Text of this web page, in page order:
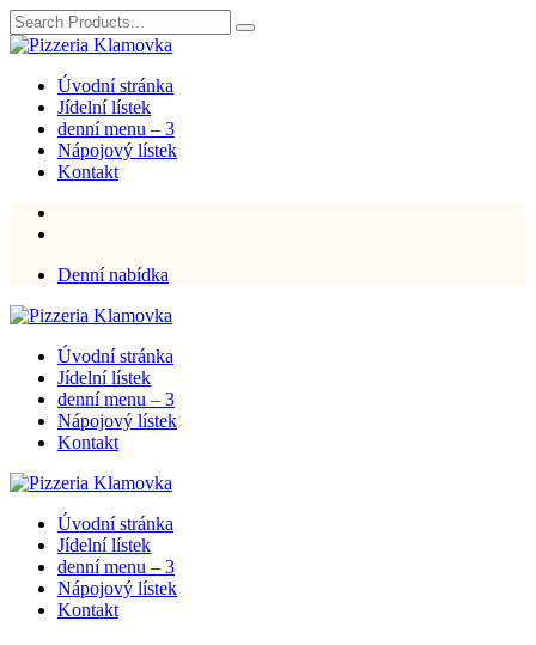
Úvodní stránka
Jídelní lístek
denní menu – 3
Nápojový lístek
Kontakt
Denní nabídka
Úvodní stránka
Jídelní lístek
denní menu – 3
Nápojový lístek
Kontakt
Úvodní stránka
Jídelní lístek
denní menu – 3
Nápojový lístek
Kontakt